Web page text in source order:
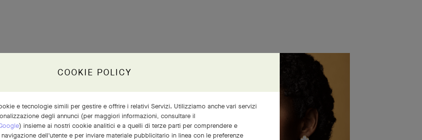
COOKIE POLICY
e tecnologie simili per gestire e offrire i relativi Servizi. Utilizziamo anche vari servizi
degli annunci (per maggiori informazioni, consultare il
) insieme ai nostri cookie analitici e a quelli di terze parti per comprendere e
dell'utente e per inviare materiale pubblicitario in linea con le preferenze